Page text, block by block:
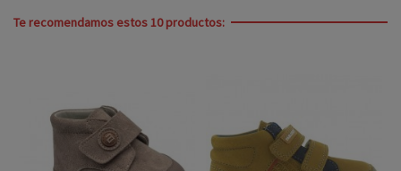
Te recomendamos estos 10 productos: